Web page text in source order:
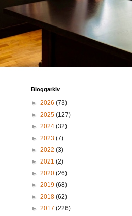
Bloggarkiv
► 2026 (73)
► 2025 (127)
► 2024 (32)
► 2023 (7)
► 2022 (3)
► 2021 (2)
► 2020 (26)
► 2019 (68)
► 2018 (62)
► 2017 (226)